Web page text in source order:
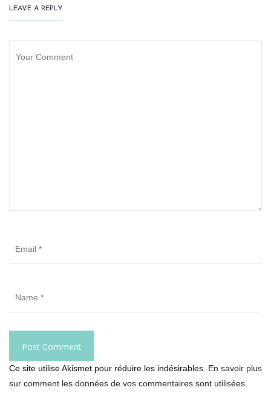
LEAVE A REPLY
Ce site utilise Akismet pour réduire les indésirables. En savoir plus
sur comment les données de vos commentaires sont utilisées